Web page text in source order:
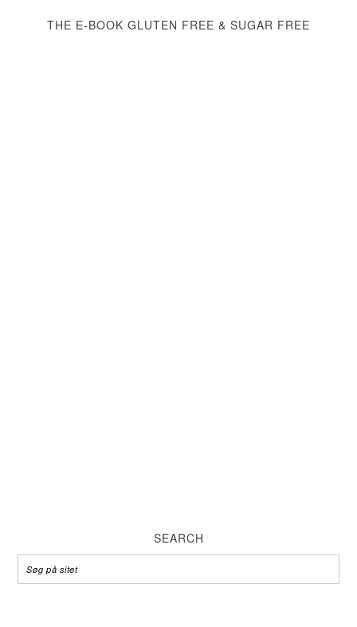
THE E-BOOK GLUTEN FREE & SUGAR FREE
SEARCH